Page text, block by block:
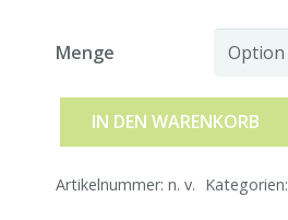
Menge
Young
ätherisches
IN DEN WARENKORB
Artikelnummer: n. v. Kategorien: